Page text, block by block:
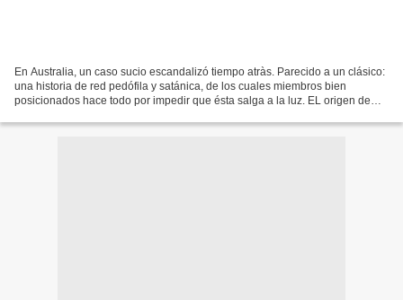
En Australia, un caso sucio escandalizó tiempo atràs. Parecido a un clásico:
una historia de red pedófila y satánica, de los cuales miembros bien
posicionados hace todo por impedir que ésta salga a la luz. EL origen de